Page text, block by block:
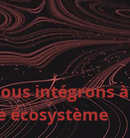
intégrons à
écosystème